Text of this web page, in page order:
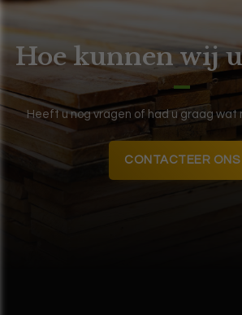
Hoe kunnen wij
Heeft u nog vragen of had u graag wat
CONTACTEER ONS